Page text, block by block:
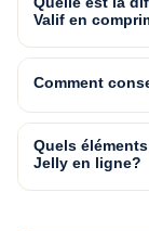
Valif en
Comment
Quels
Jelly en ligne?